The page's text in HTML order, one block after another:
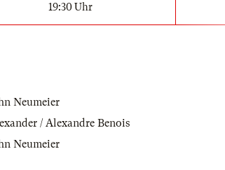
19:30 Uhr
Neumeier
/ Alexandre Benois
Neumeier